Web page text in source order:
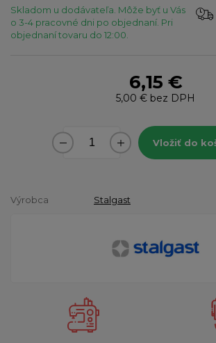
Skladom u dodávateľa. Môže byť u Vás
o 3-4 pracovné dni po objednaní. Pri
objednaní tovaru do 12:00.
6,15 €
5,00 € bez DPH
Vložiť do
Výrobca Stalgast